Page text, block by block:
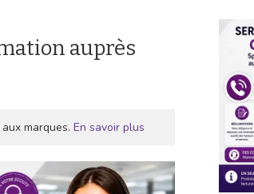
auprès
marques. En savoir plus